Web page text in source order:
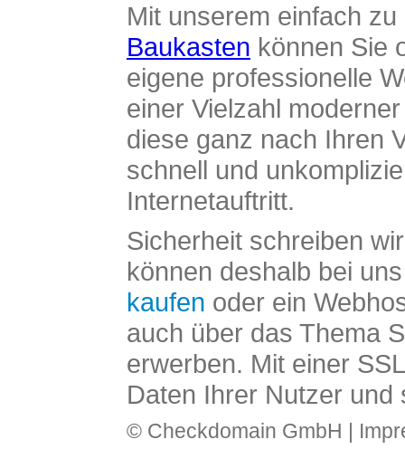
Mit unserem einfach
Baukasten können Sie
eigene professionelle
einer Vielzahl
diese ganz nach Ihren
schnell und
Internetauftritt.
Sicherheit schreiben
können deshalb bei
kaufen oder ein
auch über das Thema
erwerben. Mit einer
Daten Ihrer Nutzer und
© Checkdomain GmbH |